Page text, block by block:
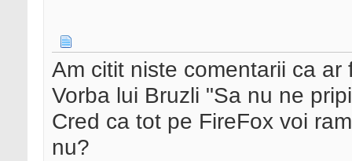
Am citit niste comentarii ca ar
Vorba lui Bruzli "Sa nu ne
Cred ca tot pe FireFox voi
nu?